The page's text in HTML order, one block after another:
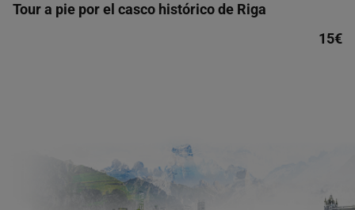
Tour a pie por el casco histórico de Riga
15€